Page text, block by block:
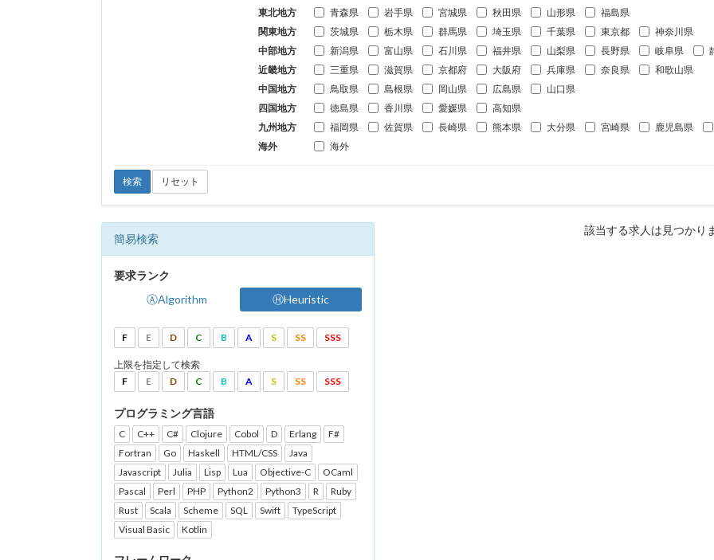
東北地方
青森県 岩手県 宮城県 秋田県 山形県
福島県
関東地方
茨城県 栃木県 群馬県 埼玉県 千葉県 東京都
神奈川県
中部地方
新潟県 富山県 石川県 福井県 山梨県 長野県 岐阜県
近畿地方
三重県 滋賀県 京都府 大阪府 兵庫県 奈良県
和歌山県
中国地方
鳥取県 島根県 岡山県 広島県
山口県
四国地方
徳島県 香川県 愛媛県
高知県
九州地方
福岡県 佐賀県 長崎県 熊本県 大分県 宮崎県 鹿児島県
海外
海外
検索 リセット
簡易検索
要求ランク
ⒶAlgorithm
ⒽHeuristic
F E D C B A S SS SSS
上限を指定して検索
F
E D C B A S SS SSS
プログラミング言語
C C++ C# Clojure Cobol D Erlang
F#
Fortran
Go Haskell HTML/CSS
Java
Javascript
Julia Lisp Lua Objective-C
OCaml
Pascal
Perl PHP Python2 Python3 R
Ruby
Rust
Scala Scheme SQL Swift
TypeScript
Visual Basic
Kotlin
該当する求人は見つかり